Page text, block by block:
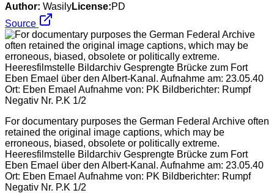
Author: WasilyLicense:PD
Source
For documentary purposes the German Federal Archive often
retained the original image captions, which may be
erroneous, biased, obsolete or politically extreme.
Heeresfilmstelle Bildarchiv Gesprengte Brücke zum Fort
Eben Emael über den Albert-Kanal. Aufnahme am: 23.05.40
Ort: Eben Emael Aufnahme von: PK Bildberichter: Rumpf
Negativ Nr. P.K 1/2